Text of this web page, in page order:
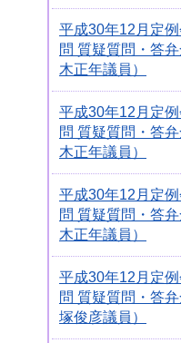
平成30年12月定
問 質疑質問・答
木正年議員）
平成30年12月定
問 質疑質問・答
木正年議員）
平成30年12月定
問 質疑質問・答
木正年議員）
平成30年12月定
問 質疑質問・答
塚俊彦議員）